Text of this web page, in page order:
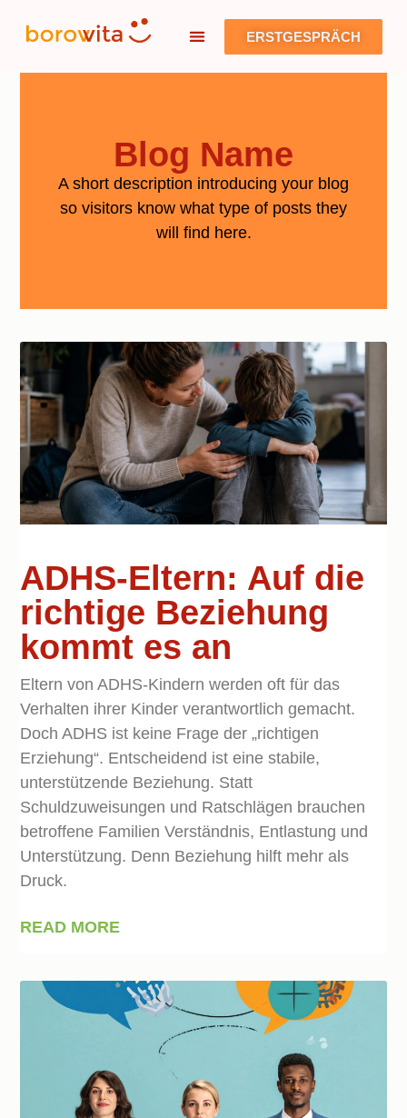
ERSTGESPRÄCH
Blog Name
A short description introducing your blog
so visitors know what type of posts they
will find here.
ADHS-Eltern: Auf die
richtige Beziehung
kommt es an
Eltern von ADHS-Kindern werden oft für das
Verhalten ihrer Kinder verantwortlich gemacht.
Doch ADHS ist keine Frage der „richtigen
Erziehung“. Entscheidend ist eine stabile,
unterstützende Beziehung. Statt
Schuldzuweisungen und Ratschlägen brauchen
betroffene Familien Verständnis, Entlastung und
Unterstützung. Denn Beziehung hilft mehr als
Druck.
READ MORE